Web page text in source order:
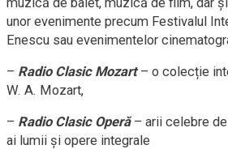
unor evenimente precum Festivalul
Enescu sau evenimentelor
– Radio Clasic Mozart– o colecție
W. A. Mozart,
– Radio Clasic Operă– arii celebre
ai lumii și opere integrale